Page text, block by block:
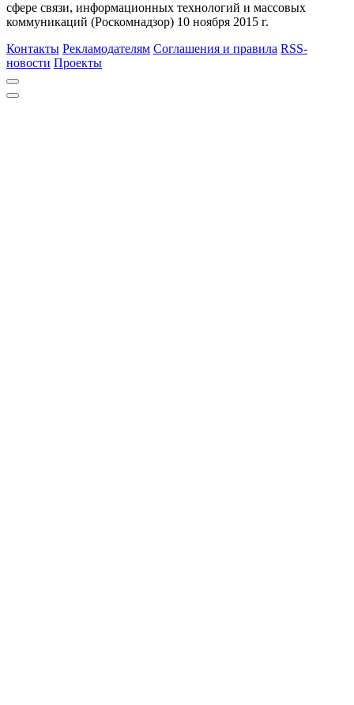
сфере связи, информационных технологий и массовых
коммуникаций (Роскомнадзор) 10 ноября 2015 г.
Контакты Рекламодателям Соглашения и правила RSS-
новости Проекты